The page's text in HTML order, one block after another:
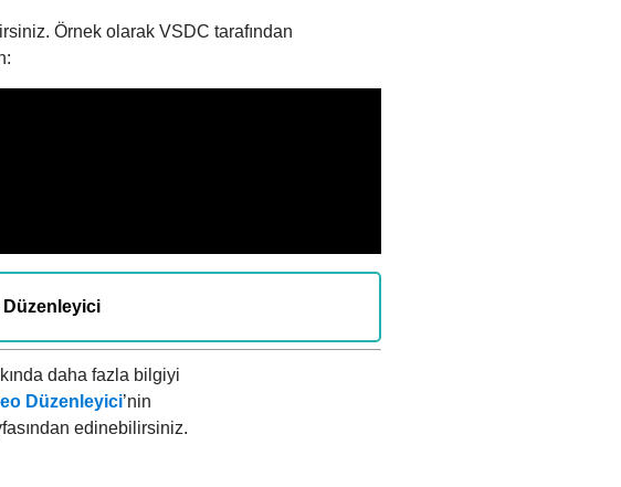
Örnek olarak VSDC tarafından
daha fazla bilgiyi
Düzenleyici’nin
edinebilirsiniz.